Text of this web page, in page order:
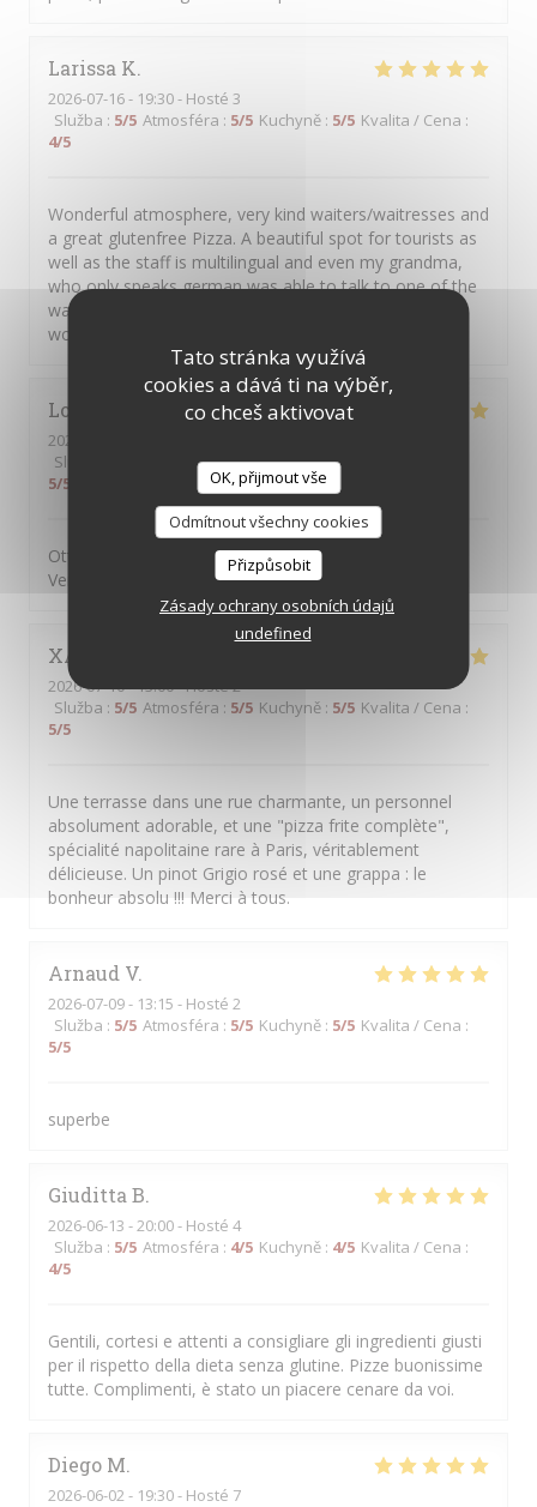
Tato stránka využívá
cookies a dává ti na výběr,
co chceš aktivovat
OK, přijmout vše
Odmítnout všechny cookies
Přizpůsobit
Zásady ochrany osobních údajů
undefined
Larissa K
2026-07-16- 19:30 - Hosté 3
Služba : 5/5 Atmosféra : 5/5 Kuchyně : 5/5 Kvalita / Cena :
4/5
Wonderful atmosphere, very kind waiters/waitresses and
a great glutenfree Pizza. A beautiful spot for tourists as
well as the staff is multilingual and even my grandma,
who only speaks german was able to talk to one of the
waitresses in german ;) 10/10 experience, definitely
would eat here again🫶
Lorai
2026-07-17
Služba
Atmosféra:5/5 Kuchyně:5/5
5/5
Ottima pizza, personale attento, gentille e sorridente.
Vengo da anni e mai deluso
XAVIER
2026-07-10- 13:00 - Hosté 2
Služba : 5/5 Atmosféra : 5/5 Kuchyně : 5/5 Kvalita / Cena :
5/5
Une terrasse dans une rue charmante, un personnel
absolument adorable, et une "pizza frite complète",
spécialité napolitaine rare à Paris, véritablement
délicieuse. Un pinot Grigio rosé et une grappa : le
bonheur absolu !!! Merci à tous.
Arnaud V
2026-07-09- 13:15 - Hosté 2
Služba : 5/5 Atmosféra : 5/5 Kuchyně : 5/5 Kvalita / Cena :
5/5
superbe
Giuditta B
2026-06-13 - 20:00 - Hosté 4
Služba : 5/5 Atmosféra : 4/5 Kuchyně : 4/5 Kvalita / Cena :
4/5
Gentili, cortesi e attenti a consigliare gli ingredienti giusti
per il rispetto della dieta senza glutine. Pizze buonissime
tutte. Complimenti, è stato un piacere cenare da voi.
Diego M
2026-06-02 - 19:30 - Hosté 7